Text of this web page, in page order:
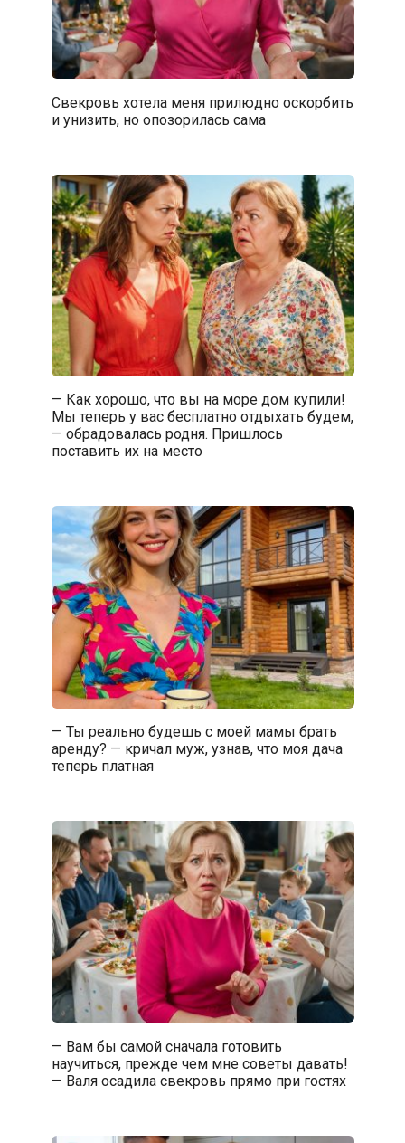
Свекровь хотела меня прилюдно оскорбить
и унизить, но опозорилась сама
— Как хорошо, что вы на море дом купили!
Мы теперь у вас бесплатно отдыхать будем,
— обрадовалась родня. Пришлось
поставить их на место
— Ты реально будешь с моей мамы брать
аренду? — кричал муж, узнав, что моя дача
теперь платная
— Вам бы самой сначала готовить
научиться, прежде чем мне советы давать!
— Валя осадила свекровь прямо при гостях